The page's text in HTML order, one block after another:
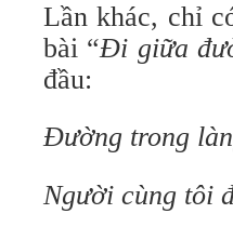
Lần khác, chỉ
bài “Đi giữa
đầu:
Đường trong
Người cùng tôi